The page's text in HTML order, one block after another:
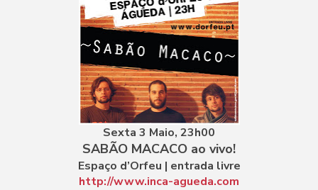
Sexta 3 Maio, 23h00
SABÃO MACACO ao vivo!
Espaço d’Orfeu | entrada livre
http://www.inca-agueda.com